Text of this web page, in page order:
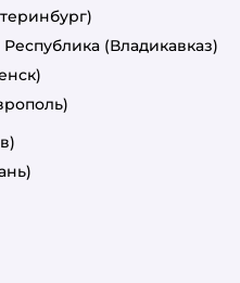
(Владикавказ)